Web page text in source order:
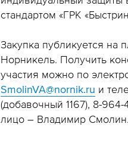
стандартом «ГРК
Закупка публикуется на
Норникель. Получить
участия можно по
SmolinVA@nornik.ru и
(добавочный 1167), 8-
лицо – Владимир Смолин.